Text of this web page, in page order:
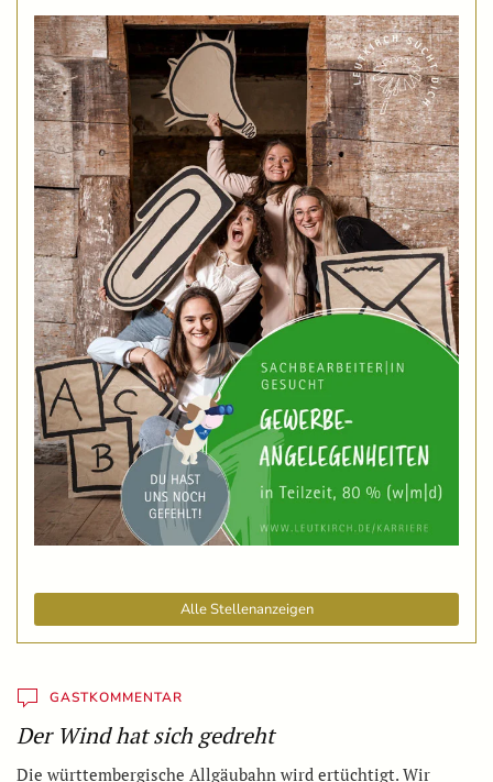
Alle Stellenanzeigen
GASTKOMMENTAR
Der Wind hat sich gedreht
Die württembergische Allgäubahn wird ertüchtigt. Wir